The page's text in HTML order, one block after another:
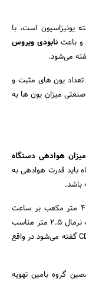
یونیزاسیون است، با
و باعثنابودی ویروس
یون های مثبت و
میزان یون ها به
میزان هوادهی دستگاه
باید قدرت هوادهی به
برای مثال یک دستگاه تصفیه کننده هوا که دارای ۴۰۰ متر مکعب بر ساعت
هوادهی است برای فضای با متراژ تا 40 و ارتفاع سقف نرمال 2.5 متر مناسب
است. به نرخ تولید هوای پاک به ازای حجم محیط CDAR گفته می‌شود در واقع
گروه بامین تهویه